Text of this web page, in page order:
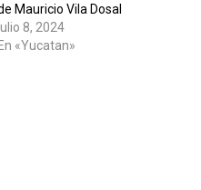
Mauricio Vila Dosal
8, 2024
En «Yucatan»